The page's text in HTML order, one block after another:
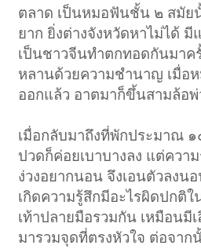
ตลาด เป็นหมอฟันชั้น ๒ สมั
ยาก ยิ่งต่างจังหวัดหาไม่ได้
เป็นชาวจีนทำตกทอดกันมาค
หลานด้วยความชำนาญ เมื่อ
ออกแล้ว อาตมาก็ขึ้นสามล้อ
เมื่อกลับมาถึงที่พักประมาณ ๑
ปวดก็ค่อยเบาบางลง แต่ควา
ง่วงอยากนอน จึงเอนตัวลงน
เกิดความรู้สึกมีอะไรผิดปกติใ
เท้าปลายมือรวมกัน เหมือนมี
มารวมจุดที่ตรงหัวใจ ต่อจา